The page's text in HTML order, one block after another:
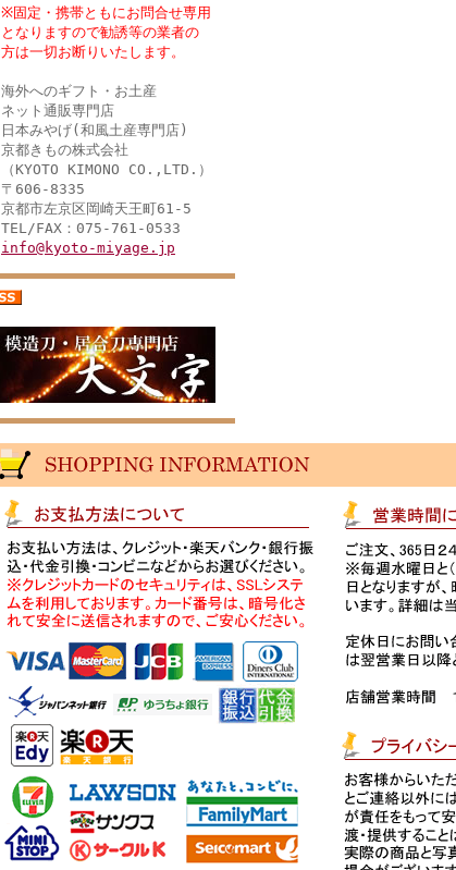
※固定・携帯ともにお問合せ専用
となりますので勧誘等の業者の
方は一切お断りいたします。
海外へのギフト・お土産
ネット通販専門店
日本みやげ(和風土産専門店)
京都きもの株式会社
（KYOTO KIMONO CO.,LTD.）
〒606-8335
京都市左京区岡崎天王町61-5
TEL/FAX：075-761-0533
info@kyoto-miyage.jp